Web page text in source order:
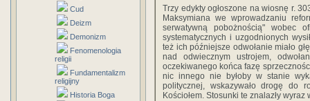
Cud
Deizm
Demonizm
Fenomenologia
religii
Fundamentalizm
religijny
Historia Boga
Trzy edykty ogłoszone na wiosnę r.
Maksymiana we wprowadzaniu
serwatywną pobożnością" wobec
systematycznych i uzgodnionych
też ich późniejsze odwołanie miało
nad odwiecz­nym ustrojem,
oczekiwanego końca fazę
nic innego nie byłoby w stanie
politycznej, wskazywało dro­gę do
Kościołem. Stosunki te znalazły